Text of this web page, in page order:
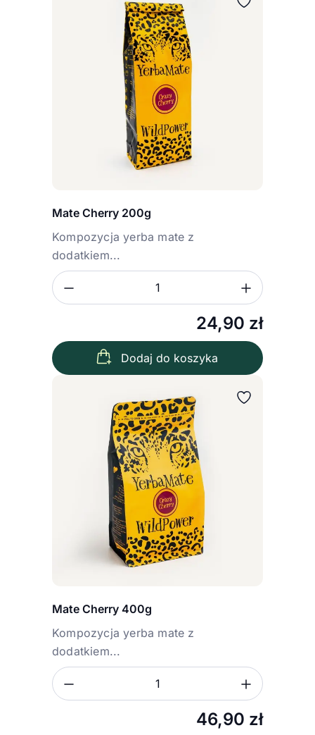
Mate Cherry 200g
Kompozycja yerba mate z
dodatkiem...
24,90 zł
Zmniejsz ilość
Dodaj do koszyka
Mate Cherry 400g
Kompozycja yerba mate z
dodatkiem...
46,90 zł
Zmniejsz ilość